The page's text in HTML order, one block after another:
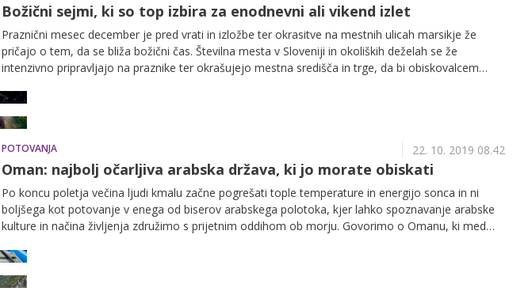
Božični sejmi, ki so top izbira za enodnevni ali vikend izlet
Praznični mesec december je pred vrati in izložbe ter okrasitve na mestnih ulicah marsikje že
pričajo o tem, da se bliža božični čas. Številna mesta v Sloveniji in okoliških deželah se že
intenzivno pripravljajo na praznike ter okrašujejo mestna središča in trge, da bi obiskovalcem
prazničnega sejma, kjer lahko uživate v kulturnih programih in kulinariki ter se veselite
prihajajočega božiča, ki je oddaljen le še slab mesec. Spodaj je naštetih nekaj predlogov za obisk
božičnih sejmov pri nas in v okolici, ki vas bodo zagotovo navdušili.
POTOVANJA 22. 10. 2019 08.42
Oman: najbolj očarljiva arabska država, ki jo morate obiskati
Po koncu poletja večina ljudi kmalu začne pogrešati tople temperature in energijo sonca in ni
boljšega kot potovanje v enega od biserov arabskega polotoka, kjer lahko spoznavanje arabske
kulture in načina življenja združimo s prijetnim oddihom ob morju. Govorimo o Omanu, ki med